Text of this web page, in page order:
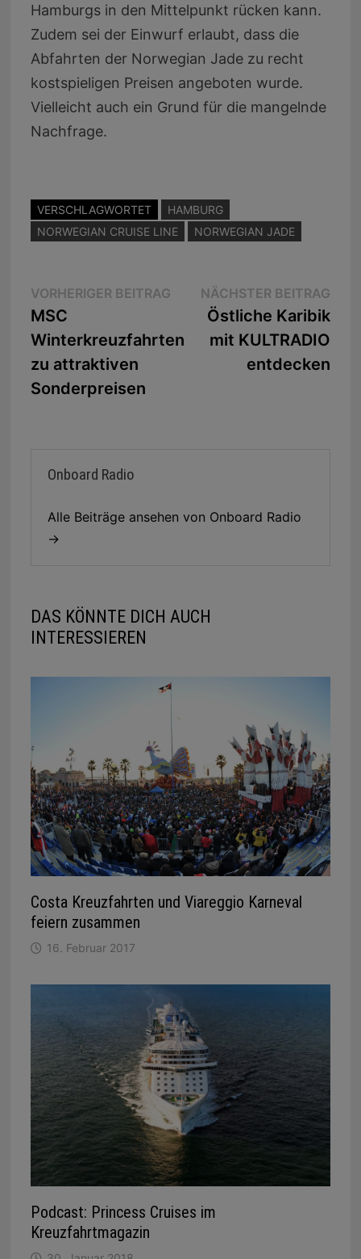
Hamburgs in den Mittelpunkt rücken kann.
Zudem sei der Einwurf erlaubt, dass die
Abfahrten der Norwegian Jade zu recht
kostspieligen Preisen angeboten wurde.
Vielleicht auch ein Grund für die mangelnde
Nachfrage.
VERSCHLAGWORTET
HAMBURG
NORWEGIAN CRUISE LINE
NORWEGIAN JADE
Beitragsnavigation
VORHERIGER BEITRAGVorheriger
Beitrag:
MSC
Winterkreuzfahrten
zu attraktiven
Sonderpreisen
NÄCHSTER BEITRAG
Östliche Karibik
mit KULTRADIO
entdecken
Onboard Radio
Alle Beiträge ansehen von Onboard Radio
→
DAS KÖNNTE DICH AUCH
INTERESSIEREN
Costa Kreuzfahrten und Viareggio Karneval
feiern zusammen
16. Februar 2017
Podcast: Princess Cruises im
Kreuzfahrtmagazin